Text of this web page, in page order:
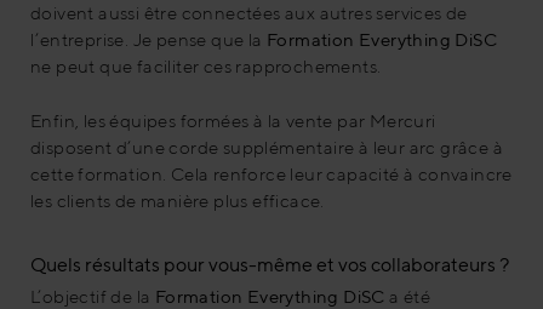
doivent aussi être connectées aux autres services de
l’entreprise. Je pense que la Formation Everything DiSC
ne peut que faciliter ces rapprochements.
Enfin, les équipes formées à la vente par Mercuri
disposent d’une corde supplémentaire à leur arc grâce à
cette formation. Cela renforce leur capacité à convaincre
les clients de manière plus efficace.
Quels résultats pour vous-même et vos collaborateurs ?
L’objectif de la Formation Everything DiSC a été